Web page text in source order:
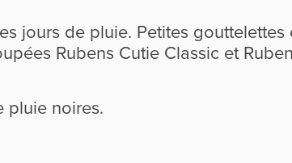
jours de pluie. Petites gouttelettes
Rubens Cutie Classic et
pluie noires.